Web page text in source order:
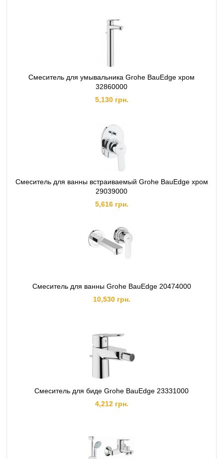
Смеситель для умывальника Grohe BauEdge хром
32860000
5,130 грн.
Смеситель для ванны встраиваемый Grohe BauEdge хром
29039000
5,616 грн.
Смеситель для ванны Grohe BauEdge 20474000
10,530 грн.
Смеситель для биде Grohe BauEdge 23331000
4,212 грн.